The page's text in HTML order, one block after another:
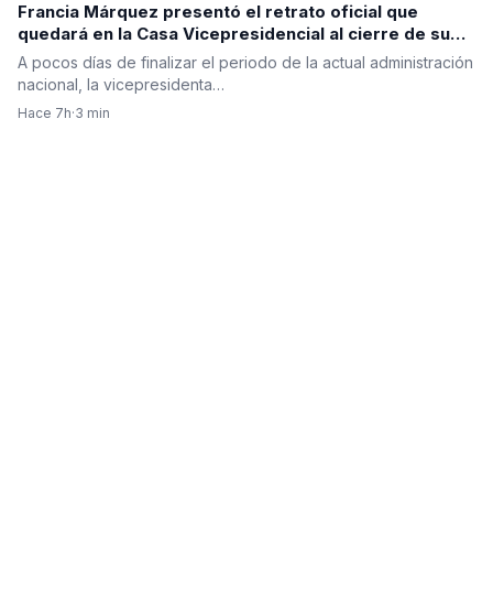
Francia Márquez presentó el retrato oficial que
quedará en la Casa Vicepresidencial al cierre de su
mandato
A pocos días de finalizar el periodo de la actual administración
nacional, la vicepresidenta…
Hace 7h·3 min